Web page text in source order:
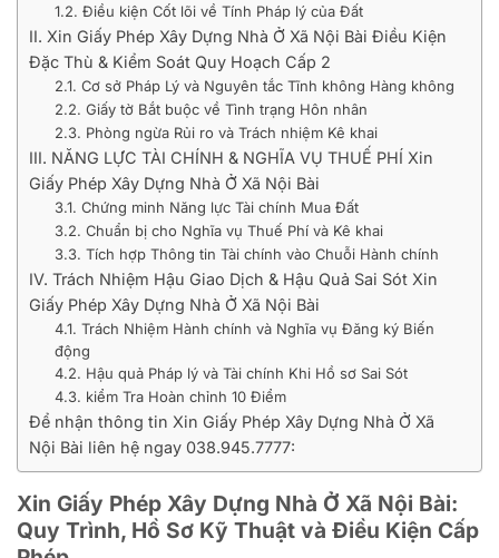
1.2. Điều kiện Cốt lõi về Tính Pháp lý của Đất
II. Xin Giấy Phép Xây Dựng Nhà Ở Xã Nội Bài Điều Kiện
Đặc Thù & Kiểm Soát Quy Hoạch Cấp 2
2.1. Cơ sở Pháp Lý và Nguyên tắc Tĩnh không Hàng không
2.2. Giấy tờ Bắt buộc về Tình trạng Hôn nhân
2.3. Phòng ngừa Rủi ro và Trách nhiệm Kê khai
III. NĂNG LỰC TÀI CHÍNH & NGHĨA VỤ THUẾ PHÍ Xin
Giấy Phép Xây Dựng Nhà Ở Xã Nội Bài
3.1. Chứng minh Năng lực Tài chính Mua Đất
3.2. Chuẩn bị cho Nghĩa vụ Thuế Phí và Kê khai
3.3. Tích hợp Thông tin Tài chính vào Chuỗi Hành chính
IV. Trách Nhiệm Hậu Giao Dịch & Hậu Quả Sai Sót Xin
Giấy Phép Xây Dựng Nhà Ở Xã Nội Bài
4.1. Trách Nhiệm Hành chính và Nghĩa vụ Đăng ký Biến
động
4.2. Hậu quả Pháp lý và Tài chính Khi Hồ sơ Sai Sót
4.3. kiểm Tra Hoàn chỉnh 10 Điểm
Để nhận thông tin Xin Giấy Phép Xây Dựng Nhà Ở Xã
Nội Bài liên hệ ngay 038.945.7777:
Xin Giấy Phép Xây Dựng Nhà Ở Xã Nội Bài:
Quy Trình, Hồ Sơ Kỹ Thuật và Điều Kiện Cấp